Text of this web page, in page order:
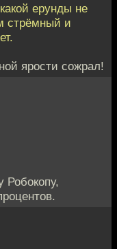
ерунды не
стрёмный и
ярости сожрал!